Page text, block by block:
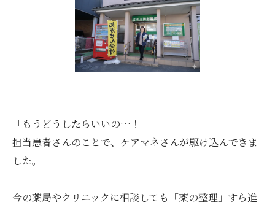
「もうどうしたらいいの…！」
担当患者さんのことで、ケアマネさんが駆け込んできま
した。
今の薬局やクリニックに相談しても「薬の整理」すら進